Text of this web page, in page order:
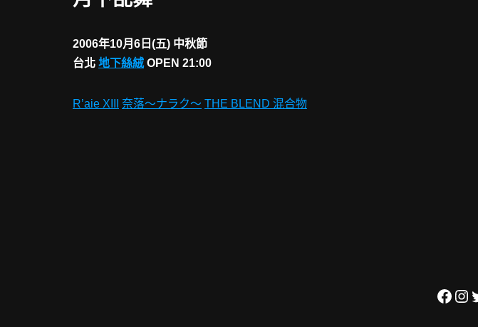
2006年10月6日(五) 中秋節
台北 地下絲絨OPEN 21:00
R’aie XIII 奈落～ナラク～ THE BLEND 混合物